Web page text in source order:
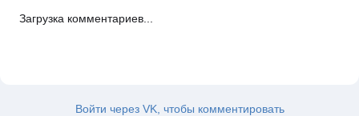
Загрузка комментариев...
Войти через VK, чтобы комментировать